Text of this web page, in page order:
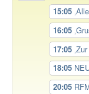
15:05
16:05
17:05
18:05
20:05